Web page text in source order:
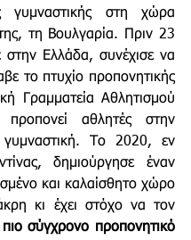
γυμναστικής στη χώρα
τη Βουλγαρία. Πριν 23
στην Ελλάδα, συνέχισε να
το πτυχίο προπονητικής
Γραμματεία Αθλητισμού
προπονεί αθλητές στην
γυμναστική. Το 2020, εν
δημιούργησε έναν
και καλαίσθητο χώρο
κι έχει στόχο να τον
πιο σύγχρονο προπονητικό